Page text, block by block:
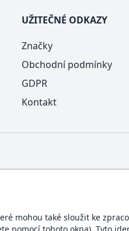
mohou také sloužit ke
UŽITEČNÉ ODKAZY
Značky
Obchodní podmínky
GDPR
Kontakt